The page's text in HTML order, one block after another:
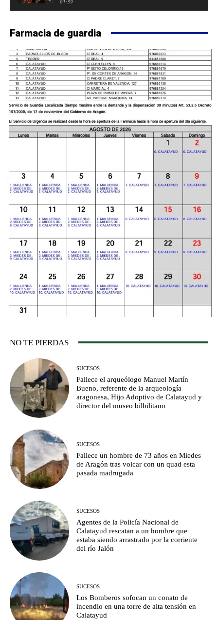
FUERTE DE CALATAYUD
Farmacia de guardia
NO TE PIERDAS
SUCESOS
Fallece el arqueólogo Manuel Martín
Bueno, referente de la arqueología
aragonesa, Hijo Adoptivo de Calatayud y
director del museo bilbilitano
SUCESOS
Fallece un hombre de 73 años en Miedes
de Aragón tras volcar con un quad esta
pasada madrugada
SUCESOS
Agentes de la Policía Nacional de
Calatayud rescatan a un hombre que
estaba siendo arrastrado por la corriente
del río Jalón
SUCESOS
Los Bomberos sofocan un conato de
incendio en una torre de alta tensión en
Calatayud